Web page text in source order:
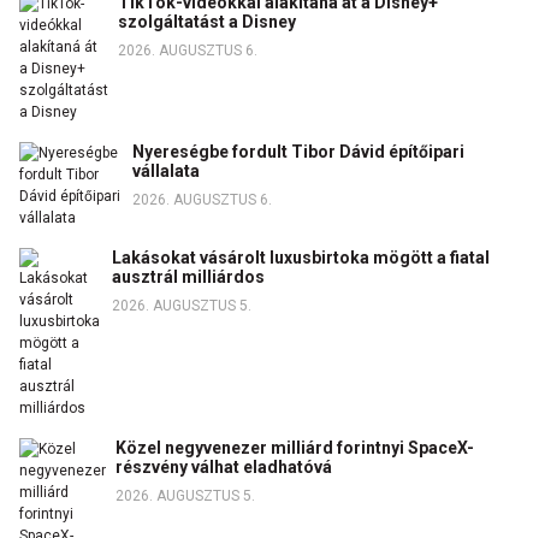
szolgáltatást a Disney
2026. AUGUSZTUS 6.
Nyereségbe fordult Tibor Dávid építőipari
vállalata
2026. AUGUSZTUS 6.
Lakásokat vásárolt luxusbirtoka mögött a fiatal
ausztrál milliárdos
2026. AUGUSZTUS 5.
Közel negyvenezer milliárd forintnyi SpaceX-
részvény válhat eladhatóvá
2026. AUGUSZTUS 5.